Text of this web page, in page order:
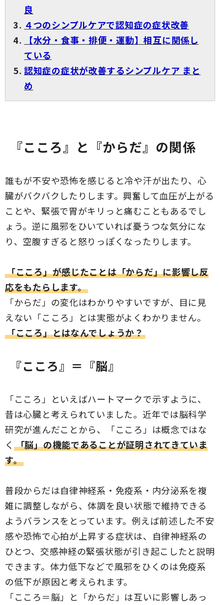
良
４つのシンプルケアで認知症の症状改善
【水分・食事・排便・運動】相互に関係し
ている
認知症の症状が改善するシンプルケア まと
め
『こころ』と『からだ』の関係
誰もが不安や恐怖を感じると冷や汗が出たり、心
臓がバクバクしたりします。興奮して血圧が上がる
ことや、緊張で胃がキリっと痛むこともあるでし
ょう。逆に風邪をひいていれば憂うつな気分にな
り、空腹すぎると怒りっぽくなったりします。
「こころ」が感じたことは「からだ」に影響し反
応をもたらします。
「からだ」の変化はわかりやすいですが、目に見
えない「こころ」とは実態がよくわかりません。
「こころ」とはなんでしょうか？
『こころ』＝『脳』
「こころ」といえばハートマークで示すように、
昔は心臓と考えられていました。近年では脳科学
研究が進んだことから、「こころ」は概念ではな
く 「脳」の機能であることが証明されてきていま
す。
普段からだは自律神経系・免疫系・内分泌系を複
雑に調整しながら、体調を良い状態で維持できる
ようバランスをとっています。例えば前述した不安
感や恐怖で心拍が上昇する症状は、自律神経系の
ひとつ、交感神経の緊張状態が引き起こしたと説明
できます。体力低下などで風邪をひくのは免疫系
の低下が原因と考えられます。
「こころ＝脳」と「からだ」は互いに影響しあっ